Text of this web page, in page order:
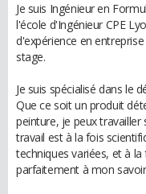
Je suis Ingénieur en
l'école d'Ingénieur CPE
d'expérience en
stage.
Je suis spécialisé dans le
Que ce soit un produit
peinture, je peux travailler
travail est à la fois
techniques variées, et à
parfaitement à mon